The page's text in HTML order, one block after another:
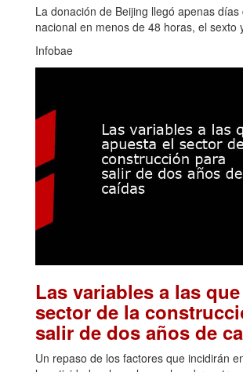
La donación de Beijing llegó apenas
nacional en menos de 48 horas, el
Infobae
Las variables a las
sector de la
salir de dos años de
Un repaso de los factores que incidirán